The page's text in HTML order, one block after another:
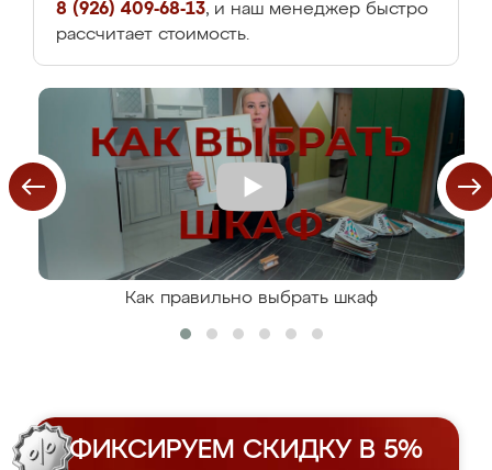
8 (926) 409-68-13, и наш менеджер быстро
рассчитает стоимость.
Как правильно выбрать шкаф
ФИКСИРУЕМ СКИДКУ В 5%